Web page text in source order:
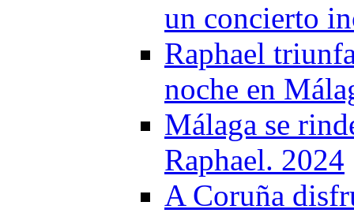
un concierto
Raphael
noche en
Málaga se
Raphael. 2024
A Coruña